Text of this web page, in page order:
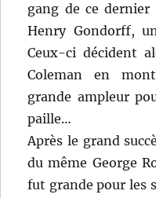
gang de ce
Henry Gondorff,
Ceux-ci décident
Coleman en
grande ampleur
paille…
Après le grand
du même George
fut grande pour les